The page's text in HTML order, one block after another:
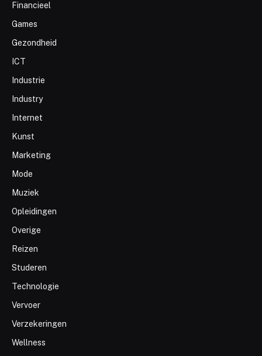
Financieel
Games
Gezondheid
ICT
Industrie
Industry
Internet
Kunst
Marketing
Mode
Muziek
Opleidingen
Overige
Reizen
Studeren
Technologie
Vervoer
Verzekeringen
Wellness